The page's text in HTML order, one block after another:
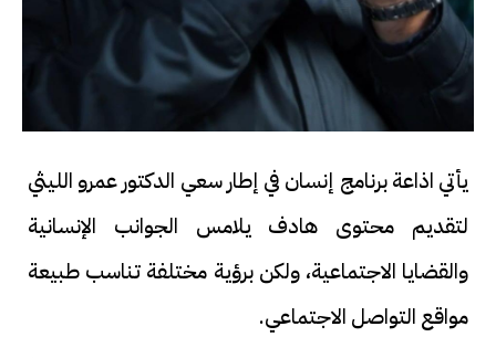
يأتي اذاعة برنامج إنسان في إطار سعي الدكتور عمرو الليثي
لتقديم محتوى هادف يلامس الجوانب الإنسانية
والقضايا الاجتماعية، ولكن برؤية مختلفة تناسب طبيعة
مواقع التواصل الاجتماعي.